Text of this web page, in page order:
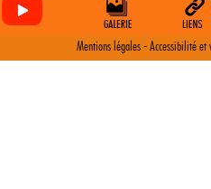
Mentions légales- Accessibilité et